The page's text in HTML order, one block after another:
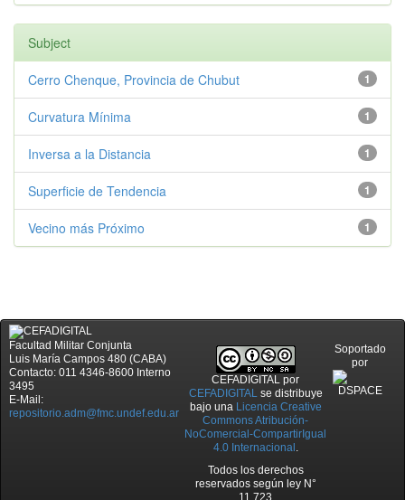
Subject
1
Cerro Chenque, Provincia de Chubut
1
Curvatura Mínima
1
Inversa a la Distancia
1
Superficie de Tendencia
1
Vecino más Próximo
Facultad Militar Conjunta
Luis María Campos 480 (CABA)
Contacto: 011 4346-8600 Interno
3495
E-Mail:
repositorio.adm@fmc.undef.edu.ar
CEFADIGITAL por
CEFADIGITALse distribuye
bajo una Licencia Creative
Commons Atribución-
NoComercial-CompartirIgual
4.0 Internacional .
Todos los derechos
reservados según ley N°
11.723
Soportado
por